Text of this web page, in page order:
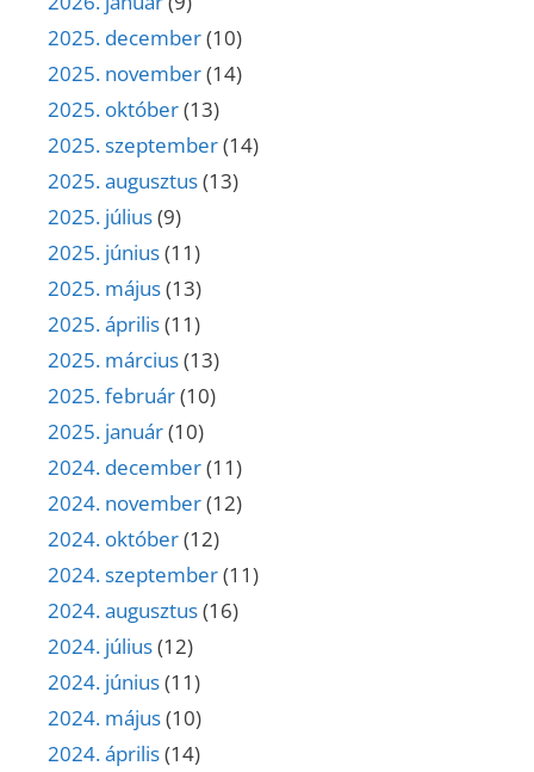
2025. december(10)
2025. november(14)
2025. október(13)
2025. szeptember(14)
2025. augusztus(13)
2025. július(9)
2025. június(11)
2025. május(13)
2025. április(11)
2025. március(13)
2025. február(10)
2025. január(10)
2024. december(11)
2024. november(12)
2024. október(12)
2024. szeptember(11)
2024. augusztus(16)
2024. július(12)
2024. június(11)
2024. május(10)
2024. április(14)